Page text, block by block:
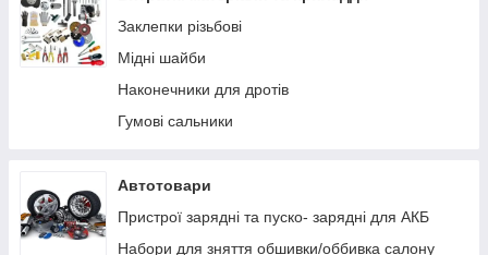
Заклепки різьбові
Мідні шайби
Наконечники для дротів
Гумові сальники
Автотовари
Пристрої зарядні та пуско- зарядні для АКБ
Набори для зняття обшивки/оббивка салону